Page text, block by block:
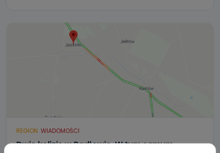
REGION WIADOMOŚCI
Dwie kolizje w Radłowie. W tym samym